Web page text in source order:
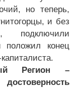
но теперь,
и без
подключили
конец
Регион –